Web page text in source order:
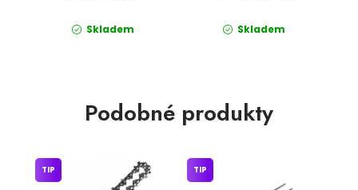
Skladem Skladem
Podobné produkty
TIP TIP